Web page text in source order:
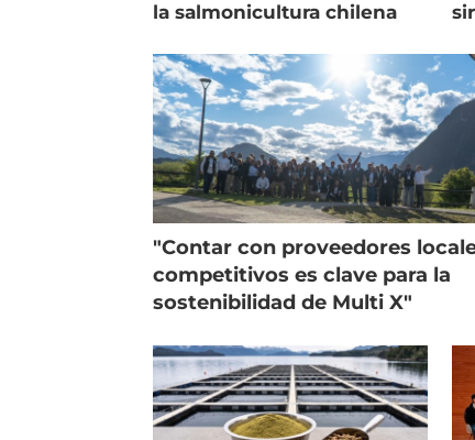
la salmonicultura chilena
"Contar con proveedores
competitivos es clave para la
sostenibilidad de Multi X"